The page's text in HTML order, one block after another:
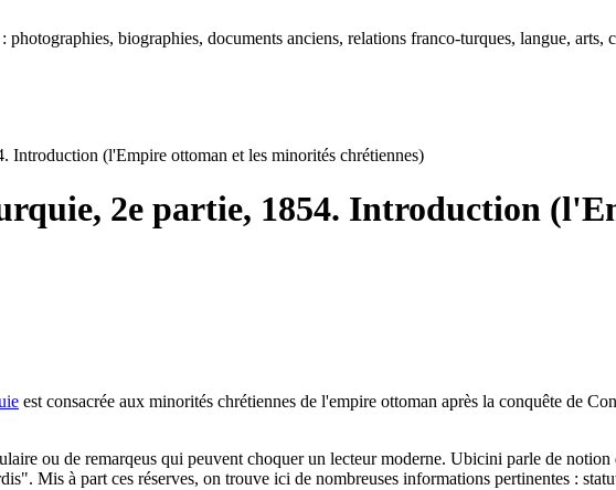
biographies, documents anciens, relations franco-turques, langue, arts,
Introduction (l'Empire ottoman et les minorités chrétiennes)
2e partie, 1854. Introduction
est consacrée aux minorités chrétiennes de l'empire ottoman après la conquête de
ou de remarqeus qui peuvent choquer un lecteur moderne. Ubicini parle de
Mis à part ces réserves, on trouve ici de nombreuses informations pertinentes :